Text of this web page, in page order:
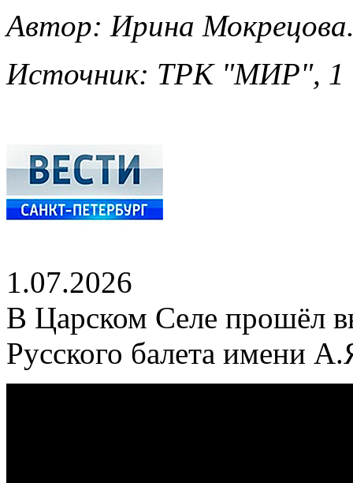
Автор: Ирина
Источник: ТРК "МИР", 1
1.07.2026
В Царском Селе прошёл
Русского балета имени